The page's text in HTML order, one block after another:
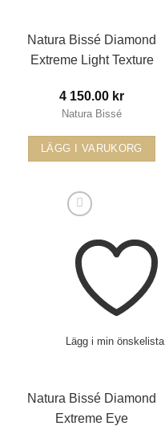
Natura Bissé Diamond
Extreme Light Texture
4 150.00 kr
Natura Bissé
LÄGG I VARUKORG
Lägg i min önskelista
Natura Bissé Diamond
Extreme Eye